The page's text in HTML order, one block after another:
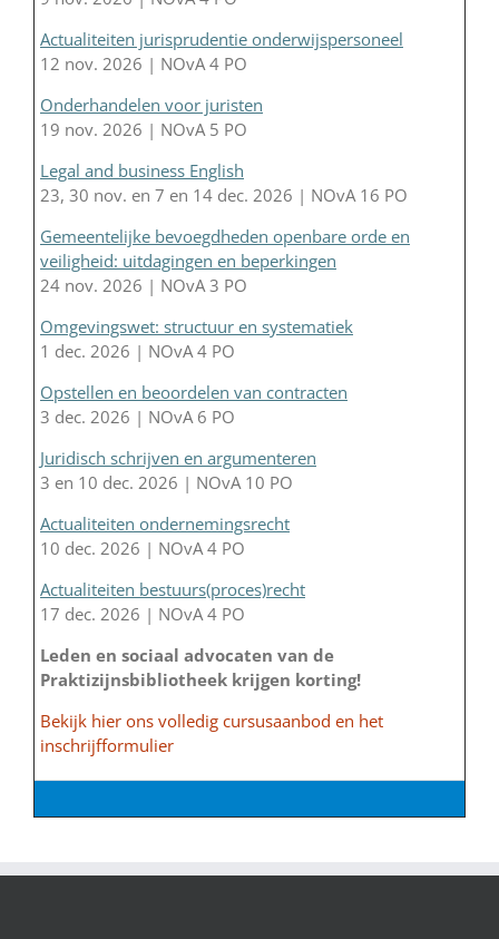
Actualiteiten jurisprudentie onderwijspersoneel
12 nov. 2026 | NOvA 4 PO
Onderhandelen voor juristen
19 nov. 2026 | NOvA 5 PO
Legal and business English
23, 30 nov. en 7 en 14 dec. 2026 | NOvA 16 PO
Gemeentelijke bevoegdheden openbare orde en
veiligheid: uitdagingen en beperkingen
24 nov. 2026 | NOvA 3 PO
Omgevingswet: structuur en systematiek
1 dec. 2026 | NOvA 4 PO
Opstellen en beoordelen van contracten
3 dec. 2026 | NOvA 6 PO
Juridisch schrijven en argumenteren
3 en 10 dec. 2026 | NOvA 10 PO
Actualiteiten ondernemingsrecht
10 dec. 2026 | NOvA 4 PO
Actualiteiten bestuurs(proces)recht
17 dec. 2026 | NOvA 4 PO
Leden en sociaal advocaten van de
Praktizijnsbibliotheek krijgen korting!
Bekijk hier ons volledig cursusaanbod en het
inschrijfformulier